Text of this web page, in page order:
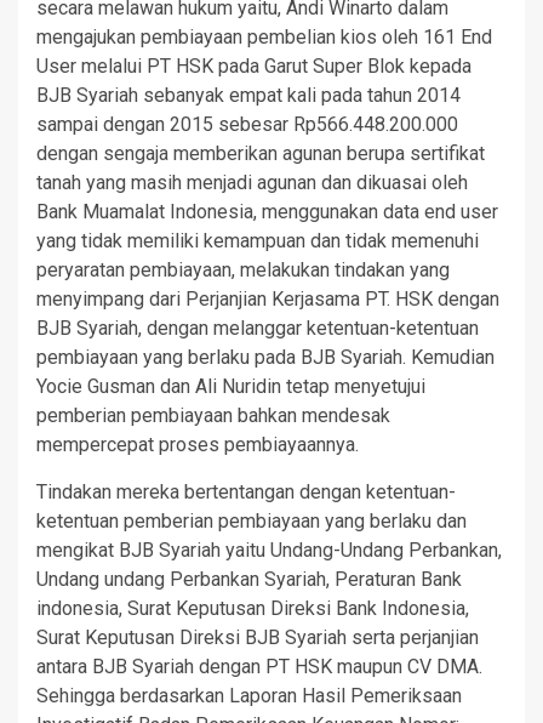
secara melawan hukum yaitu, Andi Winarto dalam
mengajukan pembiayaan pembelian kios oleh 161 End
User melalui PT HSK pada Garut Super Blok kepada
BJB Syariah sebanyak empat kali pada tahun 2014
sampai dengan 2015 sebesar Rp566.448.200.000
dengan sengaja memberikan agunan berupa sertifikat
tanah yang masih menjadi agunan dan dikuasai oleh
Bank Muamalat Indonesia, menggunakan data end user
yang tidak memiliki kemampuan dan tidak memenuhi
peryaratan pembiayaan, melakukan tindakan yang
menyimpang dari Perjanjian Kerjasama PT. HSK dengan
BJB Syariah, dengan melanggar ketentuan-ketentuan
pembiayaan yang berlaku pada BJB Syariah. Kemudian
Yocie Gusman dan Ali Nuridin tetap menyetujui
pemberian pembiayaan bahkan mendesak
mempercepat proses pembiayaannya.
Tindakan mereka bertentangan dengan ketentuan-
ketentuan pemberian pembiayaan yang berlaku dan
mengikat BJB Syariah yaitu Undang-Undang Perbankan,
Undang undang Perbankan Syariah, Peraturan Bank
indonesia, Surat Keputusan Direksi Bank Indonesia,
Surat Keputusan Direksi BJB Syariah serta perjanjian
antara BJB Syariah dengan PT HSK maupun CV DMA.
Sehingga berdasarkan Laporan Hasil Pemeriksaan